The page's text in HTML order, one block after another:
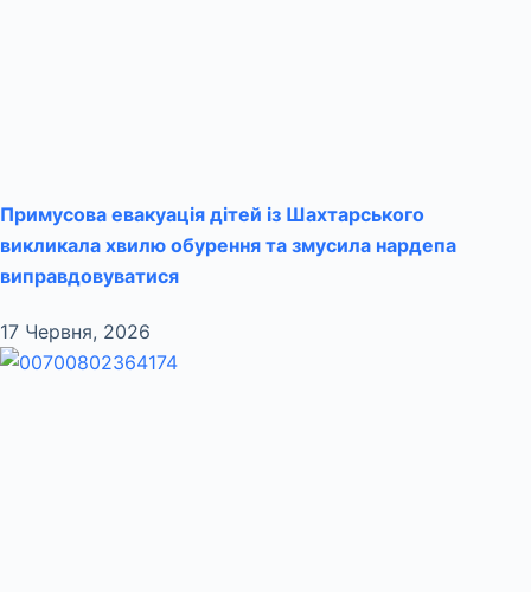
Примусова евакуація дітей із Шахтарського
викликала хвилю обурення та змусила нардепа
виправдовуватися
17 Червня, 2026